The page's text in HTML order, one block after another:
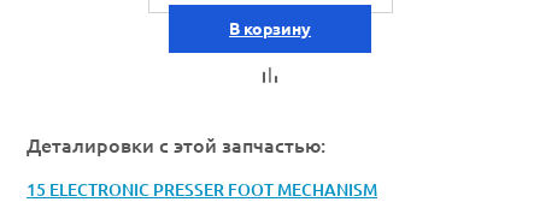
В корзину
Деталировки с этой запчастью:
15 ELECTRONIC PRESSER FOOT MECHANISM